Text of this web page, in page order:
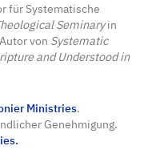
für Systematische
Seminaryin
von Systematic
and Understood in
Ministries.
Genehmigung.